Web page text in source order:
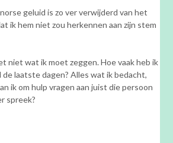
norse geluid is zo ver verwijderd van het
ik hem niet zou herkennen aan zijn stem
niet wat ik moet zeggen. Hoe vaak heb ik
laatste dagen? Alles wat ik bedacht,
ik om hulp vragen aan juist die persoon
spreek?